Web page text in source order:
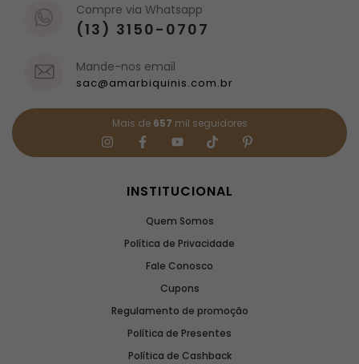
Compre via Whatsapp
(13) 3150-0707
Mande-nos email
sac@amarbiquinis.com.br
Mais de 657 mil seguidores
INSTITUCIONAL
Quem Somos
Política de Privacidade
Fale Conosco
Cupons
Regulamento de promoção
Política de Presentes
Política de Cashback